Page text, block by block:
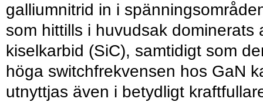
galliumnitrid in i
som hittills i huvudsak dominerats
kiselkarbid (SiC), samtidigt som
höga switchfrekvensen hos GaN
utnyttjas även i betydligt